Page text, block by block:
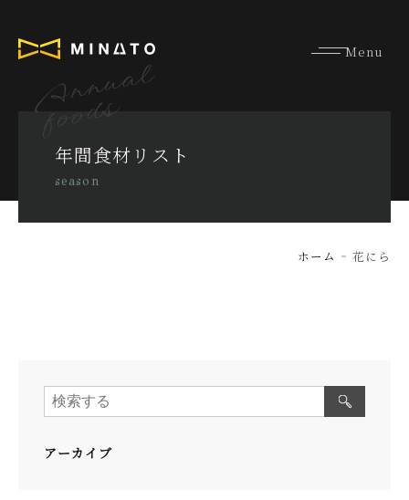
年間食材リスト
season
Annual
foods
ホーム 花にら
アーカイブ